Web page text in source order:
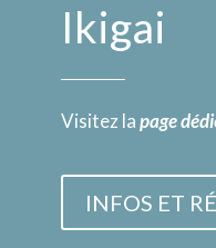
Ikigai
Visitez lapage
INFOS ET